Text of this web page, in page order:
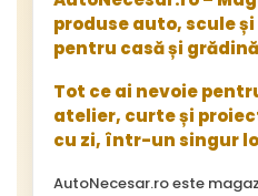
produse auto, scule
pentru casă și grădină
Tot ce ai nevoie
atelier, curte și
cu zi, într-un singur
AutoNecesar.ro este